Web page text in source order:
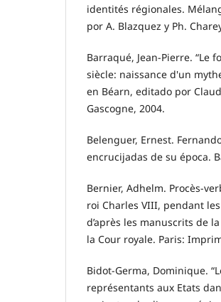
identités régionales.
por A. Blazquez y Ph.
Barraqué, Jean-Pierre. “Le
siècle: naissance d'un
en Béarn, editado por
Gascogne, 2004.
Belenguer, Ernest.
encrucijadas de su época.
Bernier, Adhelm. Procès-
roi Charles VIII, pendant
d’après les manuscrits de
la Cour royale. Paris:
Bidot-Germa, Dominique.
représentants aux Etats